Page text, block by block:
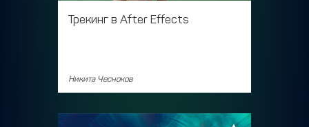
Трекинг в After Effects
Никита Чесноков